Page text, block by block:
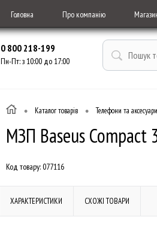
Головна Про компанію
0 800 218-199
Пн-Пт: з 10:00 до 17:00
• Каталог товарів • Телефони та аксесуари
МЗП Baseus Compact
Код товару:077116
ХАРАКТЕРИСТИКИ СХОЖІ ТОВАРИ